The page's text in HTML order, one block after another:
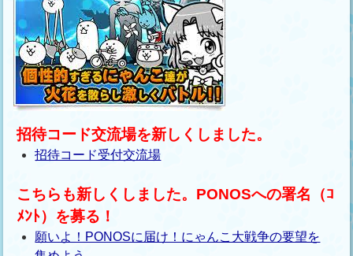
招待コード交流場を新しくしました。
招待コード受付交流場
こちらも新しくしました。PONOSへの署名（ｺ
ﾒﾝﾄ）を募る！
願いよ！PONOSに届け！にゃんこ大戦争の要望を